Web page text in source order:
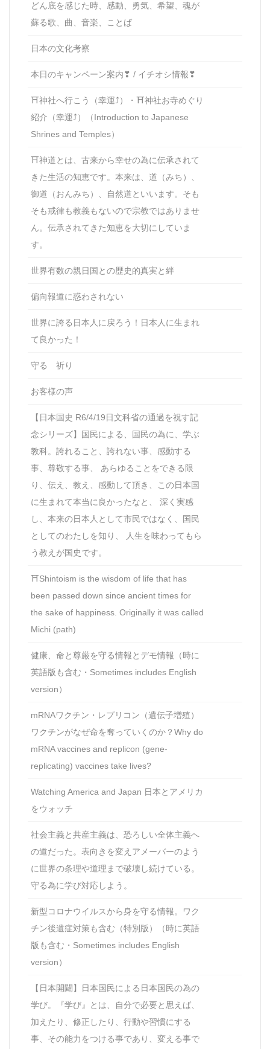
どん底を感じた時、感動、勇気、希望、魂が
蘇る歌、曲、音楽、ことば
日本の文化考察
本日のキャンペーン案内❣ / イチオシ情報❣
⛩神社へ行こう（幸運⤴）・⛩神社お寺めぐり
紹介（幸運⤴）（Introduction to Japanese
Shrines and Temples）
⛩神道とは、古来から幸せの為に伝承されて
きた生活の知恵です。本来は、道（みち）、
御道（おんみち）、自然道といいます。そも
そも戒律も教義もないので宗教ではありませ
ん。伝承されてきた知恵を大切にしていま
す。
世界有数の親日国との歴史的真実と絆
偏向報道に惑わされない
世界に誇る日本人に戻ろう！日本人に生まれ
て良かった！
守る 祈り
お客様の声
【日本国史 R6/4/19日文科省の通過を祝す記
念シリーズ】国民による、国民の為に、学ぶ
教科。誇れること、誇れない事、感動する
事、尊敬する事、 あらゆることをできる限
り、伝え、教え、感動して頂き、この日本国
に生まれて本当に良かったなと、 深く実感
し、本来の日本人として市民ではなく、国民
としてのわたしを知り、 人生を味わってもら
う教えが国史です。
⛩Shintoism is the wisdom of life that has
been passed down since ancient times for
the sake of happiness. Originally it was called
Michi (path)
健康、命と尊厳を守る情報とデモ情報（時に
英語版も含む・Sometimes includes English
version）
mRNAワクチン・レプリコン（遺伝子増殖）
ワクチンがなぜ命を奪っていくのか？Why do
mRNA vaccines and replicon (gene-
replicating) vaccines take lives?
Watching America and Japan 日本とアメリカ
をウォッチ
社会主義と共産主義は、恐ろしい全体主義へ
の道だった。表向きを変えアメーバーのよう
に世界の条理や道理まで破壊し続けている。
守る為に学び対応しよう。
新型コロナウイルスから身を守る情報。ワク
チン後遺症対策も含む（特別版）（時に英語
版も含む・Sometimes includes English
version）
【日本開闢】日本国民による日本国民の為の
学び。『学び』とは、自分で必要と思えば、
加えたり、修正したり、行動や習慣にする
事、その能力をつける事であり、変える事で